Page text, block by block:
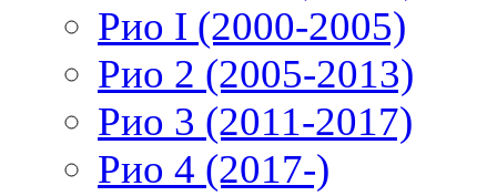
Рио I (2000-2005)
Рио 2 (2005-2013)
Рио 3 (2011-2017)
Рио 4 (2017-)